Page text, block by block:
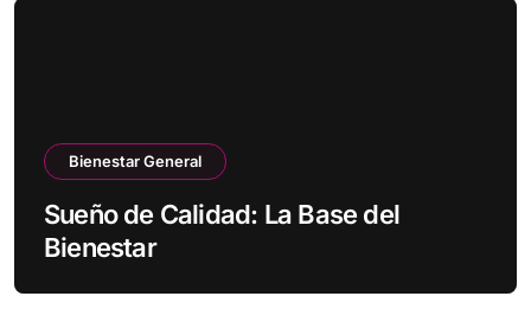
Bienestar General
Sueño de Calidad: La Base del
Bienestar